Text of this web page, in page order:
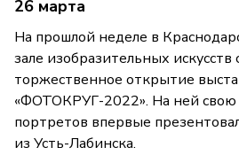
26 марта
На прошлой неделе в
зале изобразительных искусств
торжественное открытие
«ФОТОКРУГ-2022». На ней
портретов впервые
из Усть-Лабинска.